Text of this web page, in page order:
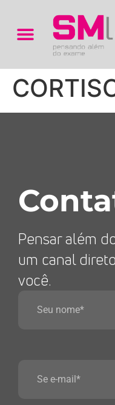
Pensar além
um canal
você.